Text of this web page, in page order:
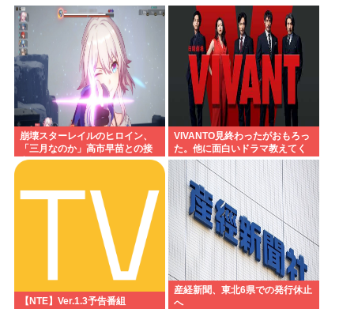
崩壊スターレイルのヒロイン、
「三月なのか」高市早苗との接
点があまりにも多すぎる。もし
VIVANTO見終わったがおもろっ
た。他に面白いドラマ教えてく
れ
【NTE】Ver.1.3予告番組
産経新聞、東北6県での発行休止
へ